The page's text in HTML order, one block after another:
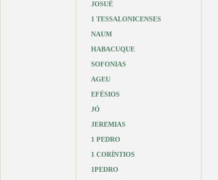
JOSUÉ
1 TESSALONICENSES
NAUM
HABACUQUE
SOFONIAS
AGEU
EFÉSIOS
JÓ
JEREMIAS
1 PEDRO
1 CORÍNTIOS
1PEDRO